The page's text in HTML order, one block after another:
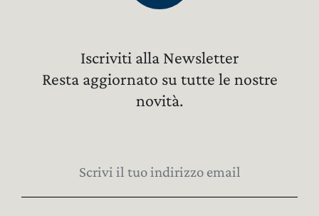
Iscriviti alla Newsletter
Resta aggiornato su tutte le nostre
novità.